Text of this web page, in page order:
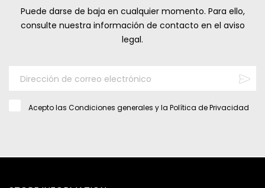
Puede darse de baja en cualquier momento. Para ello,
consulte nuestra información de contacto en el aviso
legal.
Acepto las Condiciones generales y la Política de Privacidad